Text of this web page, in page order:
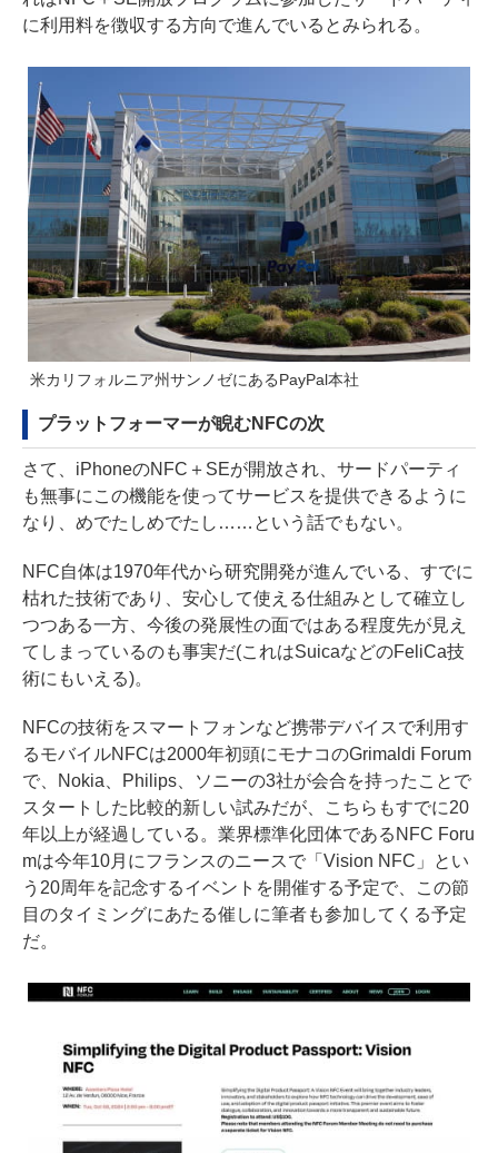
に利用料を徴収する方向で進んでいるとみられる。
米カリフォルニア州サンノゼにあるPayPal本社
プラットフォーマーが睨むNFCの次
さて、iPhoneのNFC＋SEが開放され、サードパーティ
も無事にこの機能を使ってサービスを提供できるように
なり、めでたしめでたし……という話でもない。
NFC自体は1970年代から研究開発が進んでいる、すでに
枯れた技術であり、安心して使える仕組みとして確立し
つつある一方、今後の発展性の面ではある程度先が見え
てしまっているのも事実だ(これはSuicaなどのFeliCa技
術にもいえる)。
NFCの技術をスマートフォンなど携帯デバイスで利用す
るモバイルNFCは2000年初頭にモナコのGrimaldi Forum
で、Nokia、Philips、ソニーの3社が会合を持ったことで
スタート した比較的新しい試みだが、こちらもすでに20
年以上が経過している。業界標準化団体であるNFC Foru
mは今年10月にフランスのニースで「Vision NFC」
とい
う20周年を記念するイベントを開催する予定で、この節
目のタイミングにあたる催しに筆者も参加してくる予定
だ。